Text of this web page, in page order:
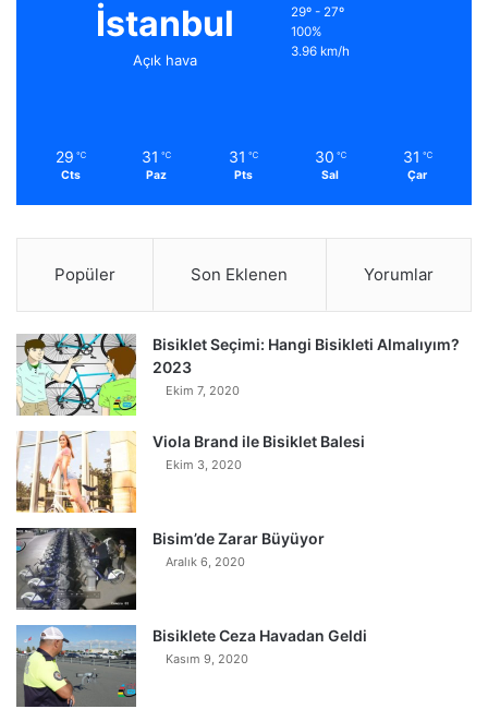
İstanbul
Açık hava
29º - 27º
100%
3.96 km/h
29 ℃
Cts
31 ℃
Paz
31 ℃
Pts
30 ℃
Sal
31 ℃
Çar
Popüler Son Eklenen Yorumlar
Bisiklet Seçimi: Hangi Bisikleti Almalıyım?
2023
Ekim 7, 2020
Viola Brand ile Bisiklet Balesi
Ekim 3, 2020
Bisim’de Zarar Büyüyor
Aralık 6, 2020
Bisiklete Ceza Havadan Geldi
Kasım 9, 2020